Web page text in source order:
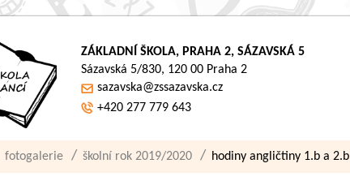
ZÁKLADNÍ ŠKOLA, PRAHA 2, SÁZAVSKÁ 5
Sázavská 5/830, 120 00 Praha 2
sazavska@zssazavska.cz
+420 277 779 643
fotogalerie školní rok 2019/2020 hodiny angličtiny 1.b a 2.b